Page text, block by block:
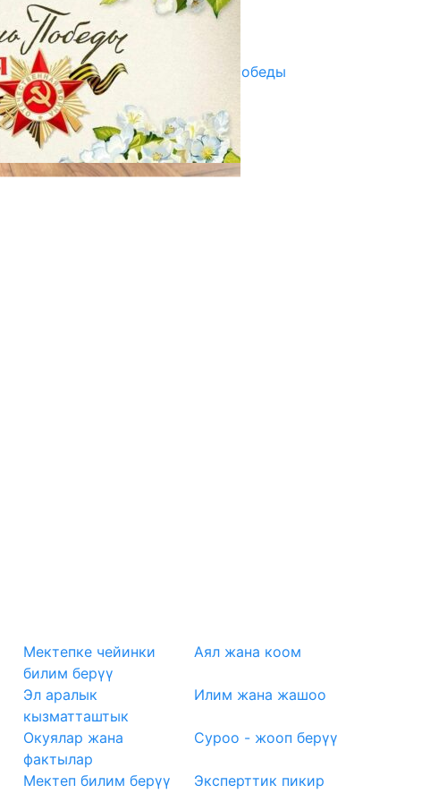
Улуу Жеңиштин жандуу сөзү
29.04.2025
Награды в преддверии Дня Победы
29.04.2025
Мектепке чейинки
билим берүү
Аял жана коом
Эл аралык
кызматташтык
Илим жана жашоо
Окуялар жана
фактылар
Суроо - жооп берүү
Мектеп билим берүү
Эксперттик пикир